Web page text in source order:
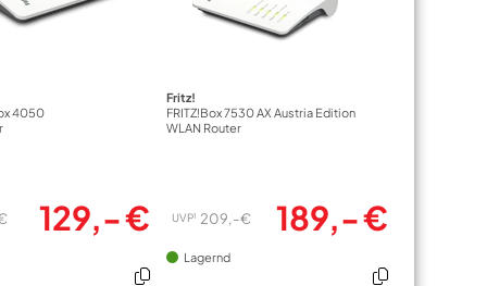
4050
129,- €
Fritz!
FRITZ!Box 7530 AX Austria Edition
WLAN Router
UVP1 209,- € 189,- €
Lagernd